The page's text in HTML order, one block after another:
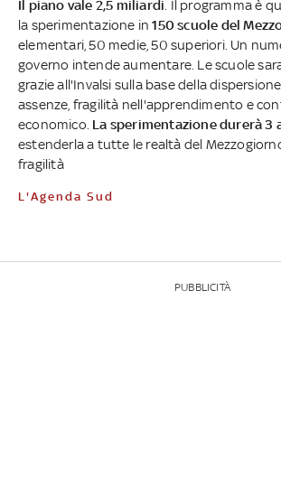
Il piano vale 2,5 miliardi . Il programma è
la sperimentazione in150 scuole del
elementari, 50 medie, 50 superiori. Un
governo intende aumentare. Le scuole
grazie all'Invalsi sulla base della
assenze, fragilità nell'apprendimento e
economico. La sperimentazione durerà 3
estenderla a tutte le realtà del
fragilità
L'Agenda Sud
PUBBLICITÀ